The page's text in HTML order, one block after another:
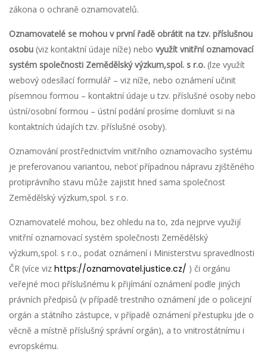
zákona o ochraně oznamovatelů.
Oznamovatelé se mohou v první řadě obrátit na tzv. příslušnou
osobu (viz kontaktní údaje níže) nebo využít vnitřní oznamovací
systém společnosti Zemědělský výzkum,spol. s r.o. (lze využít
webový odesílací formulář – viz níže, nebo oznámení učinit
písemnou formou – kontaktní údaje u tzv. příslušné osoby nebo
ústní/osobní formou – ústní podání prosíme domluvit si na
kontaktních údajích tzv. příslušné osoby).
Oznamování prostřednictvím vnitřního oznamovacího systému
je preferovanou variantou, neboť případnou nápravu zjištěného
protiprávního stavu může zajistit hned sama společnost
Zemědělský výzkum,spol. s r.o.
Oznamovatelé mohou, bez ohledu na to, zda nejprve využijí
vnitřní oznamovací systém společnosti Zemědělský
výzkum,spol. s r.o., podat oznámení i Ministerstvu spravedlnosti
ČR (více viz https://oznamovatel.justice.cz/ ) či orgánu
veřejné moci příslušnému k přijímání oznámení podle jiných
právních předpisů (v případě trestního oznámení jde o policejní
orgán a státního zástupce, v případě oznámení přestupku jde o
věcně a místně příslušný správní orgán), a to vnitrostátnímu i
evropskému.